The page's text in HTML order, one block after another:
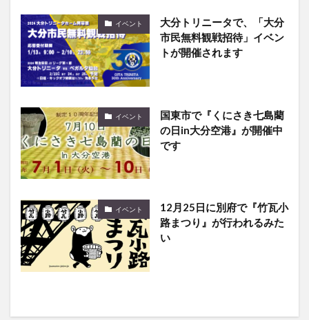
イベント
大分トリニータで、「大分
市民無料観戦招待」イベン
トが開催されます
イベント
国東市で『くにさき七島藺
の日in大分空港』が開催中
です
イベント
12月25日に別府で『竹瓦小
路まつり』が行われるみた
い